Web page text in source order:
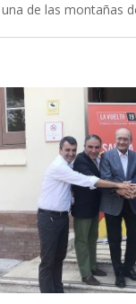
una de las montañas